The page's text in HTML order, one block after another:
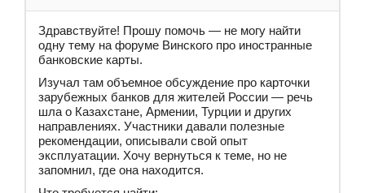
Здравствуйте! Прошу помочь — не могу найти
одну тему на форуме Винского про иностранные
банковские карты.
Изучал там объемное обсуждение про карточки
зарубежных банков для жителей России — речь
шла о Казахстане, Армении, Турции и других
направлениях. Участники давали полезные
рекомендации, описывали свой опыт
эксплуатации. Хочу вернуться к теме, но не
запомнил, где она находится.